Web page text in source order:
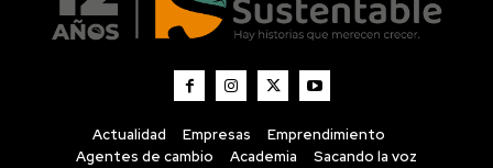
Actualidad Empresas
Emprendimiento
Agentes de cambio
Academia Sacando la voz